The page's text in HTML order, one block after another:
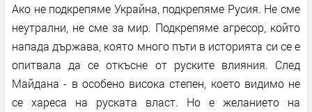
Ако не подкрепяме Украйна, подкрепяме Русия. Не сме
неутрални, не сме за мир. Подкрепяме агресор, който
напада държава, която много пъти в историята си се е
опитвала да се откъсне от руските влияния. След
Майдана - в особено висока степен, което видимо не
се хареса на руската власт. Но е желанието на